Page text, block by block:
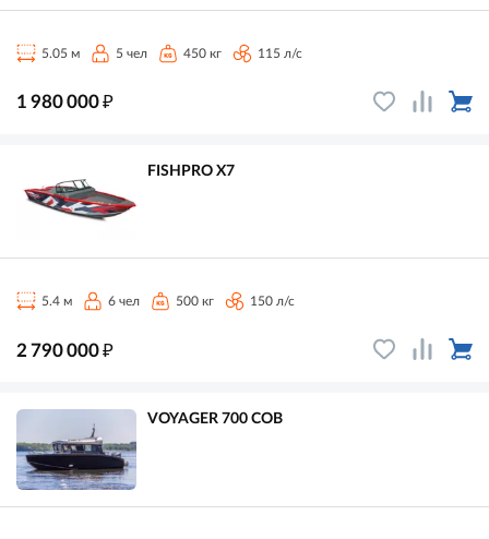
5.05 м 5 чел 450 кг 115 л/с
1 980 000₽
FISHPRO X7
5.4 м 6 чел 500 кг 150 л/с
2 790 000₽
VOYAGER 700 COB